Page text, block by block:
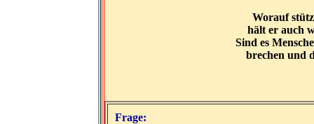
Worauf
hält er auch
Sind es
brechen und
Frage: